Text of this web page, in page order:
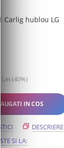
Carlig hublou LG
Lei (40%)
IN COS
DESCRIERE
SI LA: